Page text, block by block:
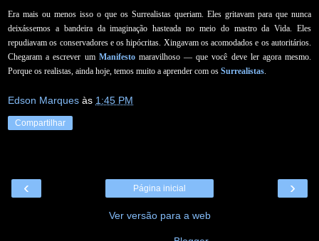
Era mais ou menos isso o que os Surrealistas queriam. Eles gritavam para que nunca
deixássemos a bandeira da imaginação hasteada no meio do mastro da Vida. Eles
repudiavam os conservadores e os hipócritas. Xingavam os acomodados e os autoritários.
Chegaram a escrever um Manifestomaravilhoso — que você deve ler agora mesmo.
Porque os realistas, ainda hoje, temos muito a aprender com os Surrealistas.
Edson Marques às 1:45 PM
Compartilhar
‹ ›
Página inicial
Ver versão para a web